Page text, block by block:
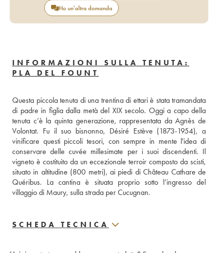
Ho un'altra domanda
INFORMAZIONI SULLA TENUTA:
PLA DEL FOUNT
Questa piccola tenuta di una trentina di ettari è stata tramandata
di padre in figlia dalla metà del XIX secolo. Oggi a capo della
tenuta c’è la quinta generazione, rappresentata da Agnès de
Volontat. Fu il suo bisnonno, Désiré Estève (1873-1954), a
vinificare questi piccoli tesori, con sempre in mente l'idea di
conservare delle cuvée millesimate per i suoi discendenti. Il
vigneto è costituito da un eccezionale terroir composto da scisti,
situato in altitudine (800 metri), ai piedi di Château Cathare de
Quéribus. La cantina è situata proprio sotto l’ingresso del
villaggio di Maury, sulla strada per Cucugnan.
SCHEDA TECNICA